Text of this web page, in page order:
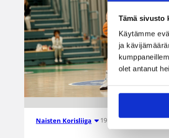
Tämä sivusto
Käytämme
ja
olet antanut
Naisten Korisliiga 19.02.2022 18:44